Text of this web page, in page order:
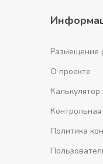
Размещение
О проекте
Калькулятор
Контрольная
Политика